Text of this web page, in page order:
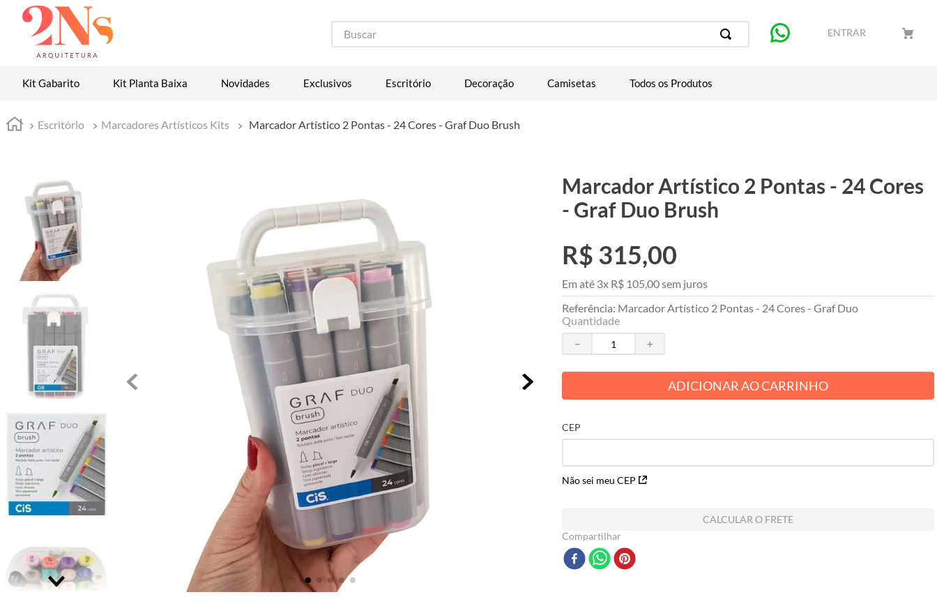
Buscar ENTRAR
Kit Gabarito Kit Planta Baixa Novidades Exclusivos Escritório Decoração Camisetas Todos os Produtos
Escritório Marcadores Artísticos Kits Marcador Artístico 2 Pontas - 24 Cores - Graf Duo Brush
Marcador Artístico 2 Pontas - 24 Cores
- Graf Duo Brush
R$ 315,00
Em até 3x R$ 105,00sem juros
Referência: Marcador Artístico 2 Pontas - 24 Cores - Graf Duo
Quantidade
＋
－
ADICIONAR AO CARRINHO
CEP
Não sei meu CEP
CALCULAR O FRETE
Compartilhar